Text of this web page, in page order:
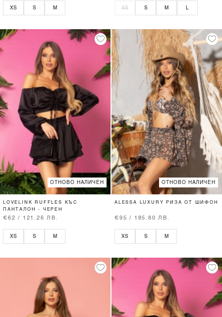
XS S M XS S M
ОТНОВО НАЛИЧЕН
LOVELINK RUFFLES КЪС
ПАНТАЛОН - ЧЕРЕН
€62 / 121.26 ЛВ.
XS S M
ОТНОВО НАЛИЧЕН
ALESSA LUXURY РИЗА ОТ ШИФОН
€95 / 185.80 ЛВ.
XS S M